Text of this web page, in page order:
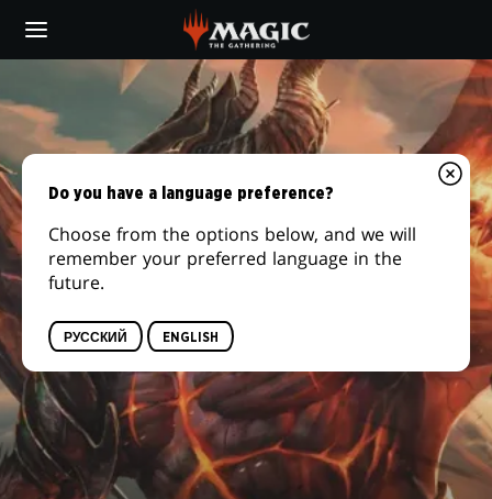
main
Do you have a language preference?
Choose from the options below, and we will
remember your preferred language in the
future.
РУССКИЙ ENGLISH